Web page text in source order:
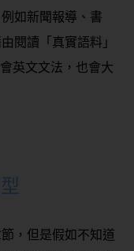
如新聞報導、書
閱讀「真實語料」
英文文法，也會大
，但是假如不知道